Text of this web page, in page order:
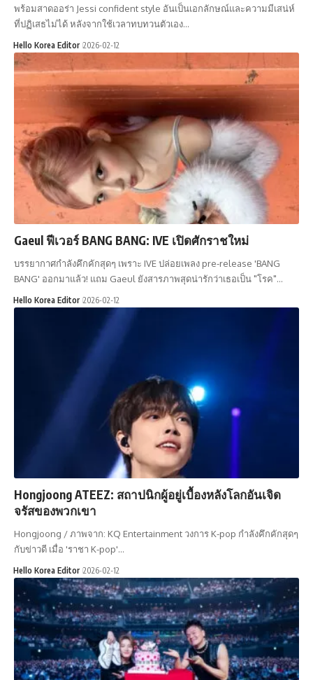
พร้อมสาดออร่า Jessi confident style อันเป็นเอกลักษณ์และความมีเสน่ห์
ที่ปฏิเสธไม่ได้ หลังจากใช้เวลาทบทวนตัวเอง…
Hello Korea Editor 2026-02-12
Gaeul ฟีเวอร์ BANG BANG: IVE เปิดศักราชใหม่
บรรยากาศกำลังคึกคักสุดๆ เพราะ IVE ปล่อยเพลง pre-release 'BANG
BANG' ออกมาแล้ว! แถม Gaeul ยังสารภาพสุดน่ารักว่าเธอเป็น "โรค"…
Hello Korea Editor 2026-02-12
Hongjoong ATEEZ: สถาปนิกผู้อยู่เบื้องหลังโลกอันเจิด
จรัสของพวกเขา
Hongjoong / ภาพจาก: KQ Entertainment วงการ K-pop กำลังคึกคักสุดๆ
กับข่าวดี เมื่อ 'ราชา K-pop'…
Hello Korea Editor 2026-02-12